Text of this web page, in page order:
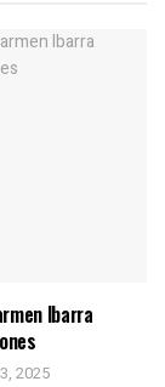
Ibarra
2025